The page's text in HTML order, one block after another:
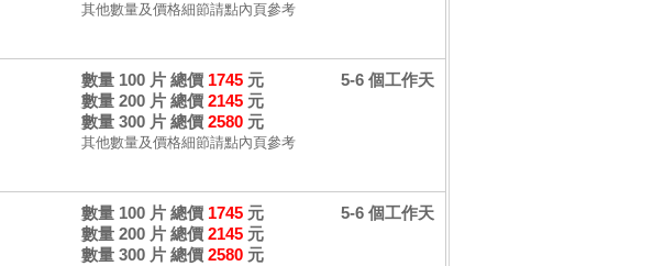
其他數量及價格細節請點內頁參考
數量 100 片 總價 1745元
數量 200 片 總價 2145元
數量 300 片 總價 2580元
其他數量及價格細節請點內頁參考
5-6 個工作天
數量 100 片 總價 1745元
數量 200 片 總價 2145元
數量 300 片 總價 2580元
5-6 個工作天